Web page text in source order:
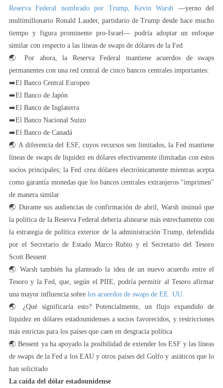
Reserva Federal nombrado por Trump, Kevin Warsh —yerno del
multimillonario Ronald Lauder, partidario de Trump desde hace mucho
tiempo y figura prominente pro-Israel— podría adoptar un enfoque
similar con respecto a las líneas de swaps de dólares de la Fed
🌏 Por ahora, la Reserva Federal mantiene acuerdos de swaps
permanentes con una red central de cinco bancos centrales importantes:
➡️El Banco Central Europeo
➡️El Banco de Japón
➡️El Banco de Inglaterra
➡️El Banco Nacional Suizo
➡️El Banco de Canadá
🌏 A diferencia del ESF, cuyos recursos son limitados, la Fed mantiene
líneas de swaps de liquidez en dólares efectivamente ilimitadas con estos
socios principales; la Fed crea dólares electrónicamente mientras acepta
como garantía monedas que los bancos centrales extranjeros "imprimen"
de manera similar
🌏 Durante sus audiencias de confirmación de abril, Warsh insinuó que
la política de la Reserva Federal debería alinearse más estrechamente con
la estrategia de política exterior de la administración Trump, defendida
por el Secretario de Estado Marco Rubio y el Secretario del Tesoro
Scott Bessent
🌏 Warsh también ha planteado la idea de un nuevo acuerdo entre el
Tesoro y la Fed, que, según el PIIE, podría permitir al Tesoro afirmar
una mayor influencia sobre los acuerdos de swaps de EE. UU.
🌏 ¿Qué significaría esto? Potencialmente, un flujo expandido de
liquidez en dólares estadounidenses a socios favorecidos, y restricciones
más estrictas para los países que caen en desgracia política
🌏 Bessent ya ha apoyado la posibilidad de extender los ESF y las líneas
de swaps de la Fed a los EAU y otros países del Golfo y asiáticos que lo
han solicitado
La caída del dólar estadounidense